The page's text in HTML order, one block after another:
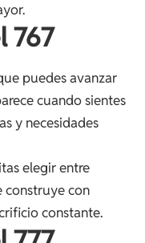
767
puedes avanzar
cuando sientes
y necesidades
elegir entre
construye con
constante.